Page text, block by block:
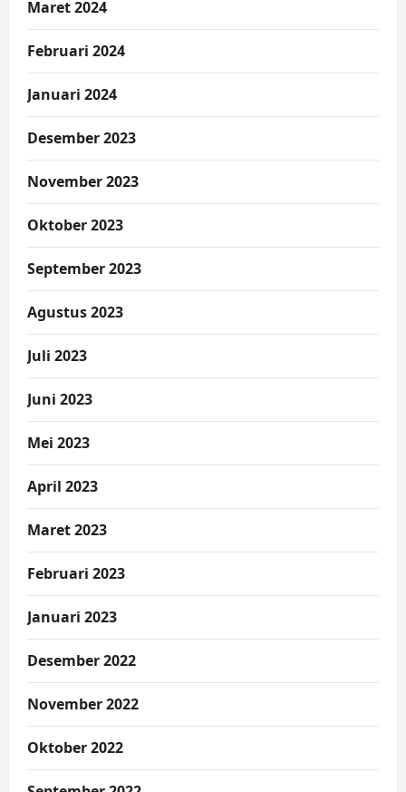
Maret 2024
Februari 2024
Januari 2024
Desember 2023
November 2023
Oktober 2023
September 2023
Agustus 2023
Juli 2023
Juni 2023
Mei 2023
April 2023
Maret 2023
Februari 2023
Januari 2023
Desember 2022
November 2022
Oktober 2022